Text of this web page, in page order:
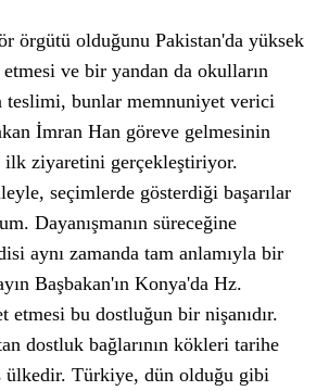
örgütü olduğunu Pakistan'da yüksek
ve bir yandan da okulların
teslimi, bunlar memnuniyet verici
İmran Han göreve gelmesinin
ilk ziyaretini gerçekleştiriyor.
seçimlerde gösterdiği başarılar
Dayanışmanın süreceğine
aynı zamanda tam anlamıyla bir
Başbakan'ın Konya'da Hz.
etmesi bu dostluğun bir nişanıdır.
dostluk bağlarının kökleri tarihe
ülkedir. Türkiye, dün olduğu gibi